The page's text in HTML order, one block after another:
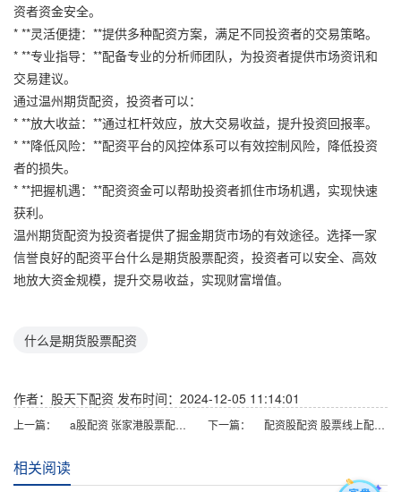
资者资金安全。
* **灵活便捷：**提供多种配资方案，满足不同投资者的交易策略。
* **专业指导：**配备专业的分析师团队，为投资者提供市场资讯和
交易建议。
通过温州期货配资，投资者可以：
* **放大收益：**通过杠杆效应，放大交易收益，提升投资回报率。
* **降低风险：**配资平台的风控体系可以有效控制风险，降低投资
者的损失。
* **把握机遇：**配资资金可以帮助投资者抓住市场机遇，实现快速
获利。
温州期货配资为投资者提供了掘金期货市场的有效途径。选择一家
信誉良好的配资平台什么是期货股票配资，投资者可以安全、高效
地放大资金规模，提升交易收益，实现财富增值。
什么是期货股票配资
作者：股天下配资 发布时间：2024-12-05 11:14:01
上一篇： a股配资 张家港股票配资：把握时机，投资有道 下一篇： 配资股配资 股票线上配资：快速提升资金，把握投资良机
相关阅读